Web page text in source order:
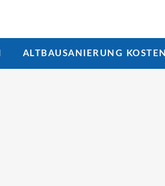
ALTBAUSANIERUNG KOSTEN